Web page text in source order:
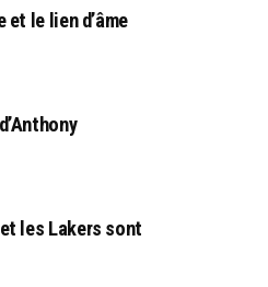
et le lien d’âme
les Lakers sont